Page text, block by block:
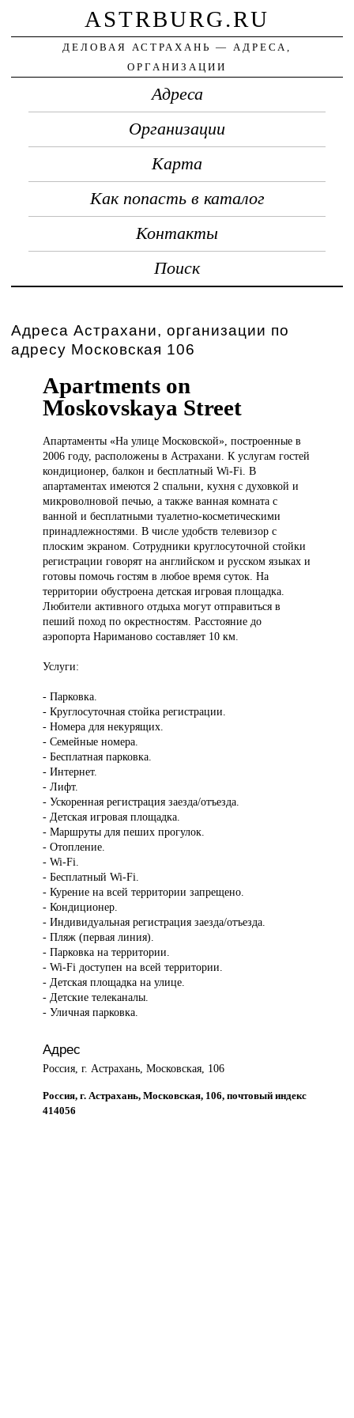
ASTRBURG.RU
ДЕЛОВАЯ АСТРАХАНЬ — АДРЕСА,
ОРГАНИЗАЦИИ
Адреса
Организации
Карта
Как попасть в каталог
Контакты
Поиск
Адреса Астрахани, организации по
адресу Московская 106
Apartments on
Moskovskaya Street
Апартаменты «Наулице Московской», построенные в
2006 году, расположены в Астрахани. К услугам гостей
кондиционер, балкон и бесплатный Wi-Fi. В
апартаментах имеются 2 спальни, кухня с духовкой и
микроволновой печью, а также ванная комната с
ванной и бесплатными туалетно-косметическими
принадлежностями. В числе удобств телевизор с
плоским экраном. Сотрудники круглосуточной стойки
регистрации говорят на английском и русском языках и
готовы помочь гостям в любое время суток. На
территории обустроена детская игровая площадка.
Любители активного отдыха могут отправиться в
пеший поход по окрестностям. Расстояние до
аэропорта Нариманово составляет 10 км.
Услуги:
- Парковка.
- Круглосуточная стойка регистрации.
- Номера для некурящих.
- Семейные номера.
- Бесплатная парковка.
- Интернет.
- Лифт.
- Ускоренная регистрация заезда/отъезда.
- Детская игровая площадка.
- Маршруты для пеших прогулок.
- Отопление.
- Wi-Fi.
- Бесплатный Wi-Fi.
- Курение на всей территории запрещено.
- Кондиционер.
- Индивидуальная регистрация заезда/отъезда.
- Пляж (первая линия).
- Парковка на территории.
- Wi-Fi доступен на всей территории.
- Детская площадка на улице.
- Детские телеканалы.
- Уличная парковка.
Адрес
Россия, г. Астрахань, Московская, 106
Россия, г. Астрахань, Московская, 106, почтовый индекс
414056